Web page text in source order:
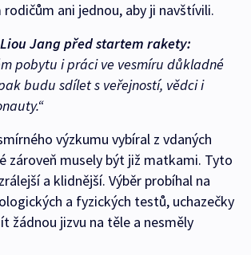
ani jednou, aby ji navštívili.
Jang před startem rakety:
pobytu i práci ve vesmíru důkladné
budu sdílet s veřejností, vědci i
výzkumu vybíral z vdaných
zároveň musely být již matkami. Tyto
a klidnější. Výběr probíhal na
a fyzických testů, uchazečky
žádnou jizvu na těle a nesměly